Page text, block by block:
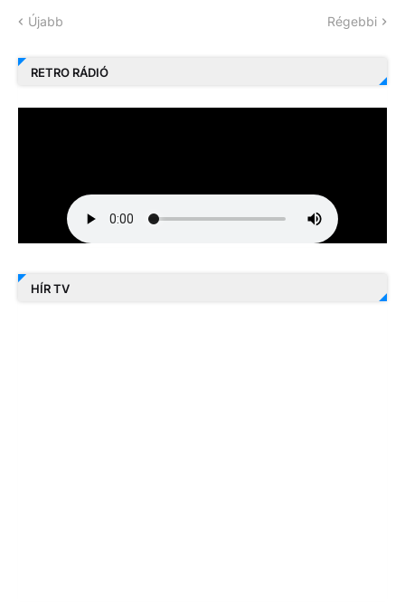
Újabb Régebbi
RETRO RÁDIÓ
HÍR TV